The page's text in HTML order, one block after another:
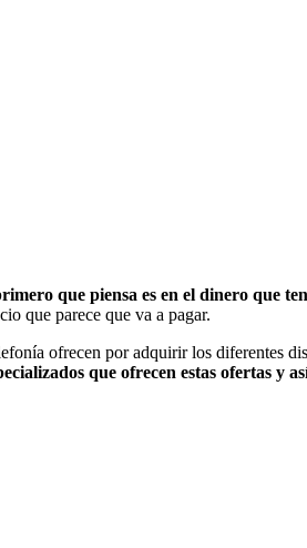
que piensa es en el dinero que
que parece que va a pagar.
ofrecen por adquirir los diferentes
que ofrecen estas ofertas y